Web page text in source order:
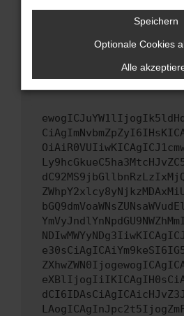
Wende dich an den
Wenn du alle oben
hast, kontaktiere uns bitte.
versuchen, das Problem zu
uns diesen Text schicken,
Speichern
Optionale Cookies
Alle